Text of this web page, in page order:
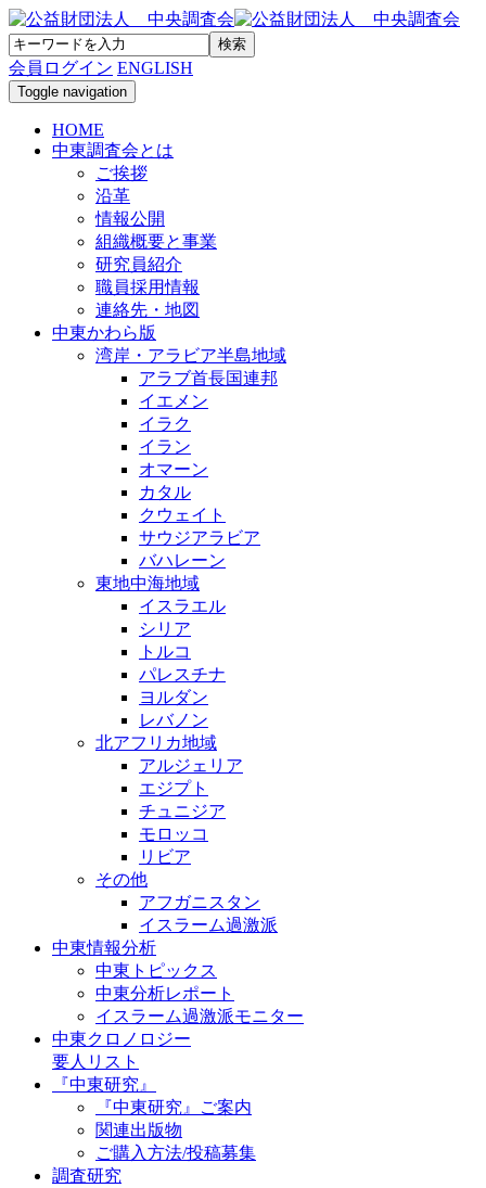
会員ログイン ENGLISH
Toggle navigation
HOME
中東調査会とは
ご挨拶
沿革
情報公開
組織概要と事業
研究員紹介
職員採用情報
連絡先・地図
中東かわら版
湾岸・アラビア半島地域
アラブ首長国連邦
イエメン
イラク
イラン
オマーン
カタル
クウェイト
サウジアラビア
バハレーン
東地中海地域
イスラエル
シリア
トルコ
パレスチナ
ヨルダン
レバノン
北アフリカ地域
アルジェリア
エジプト
チュニジア
モロッコ
リビア
その他
アフガニスタン
イスラーム過激派
中東情報分析
中東トピックス
中東分析レポート
イスラーム過激派モニター
中東クロノロジー
要人リスト
『中東研究』
『中東研究』ご案内
関連出版物
ご購入方法/投稿募集
調査研究